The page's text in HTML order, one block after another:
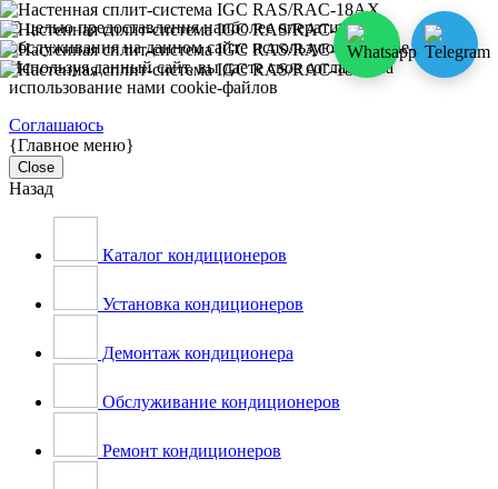
С целью предоставления наиболее оперативного
обслуживания на данном сайте используются cookie-файлы.
Используя данный сайт, вы даете свое согласие на
использование нами cookie-файлов
Соглашаюсь
{Главное меню}
Close
Назад
Каталог кондиционеров
Установка кондиционеров
Демонтаж кондиционера
Обслуживание кондиционеров
Ремонт кондиционеров